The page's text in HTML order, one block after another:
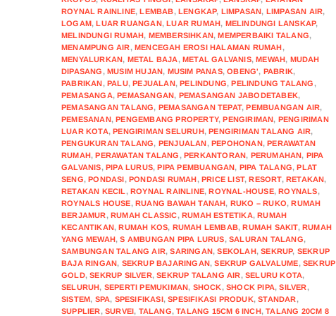
ROYNAL RAINLINE,LEMBAB,LENGKAP, LIMPASAN, LIMPASAN AIR,
LOGAM,LUAR RUANGAN,LUAR RUMAH, MELINDUNGI LANSKAP,
MELINDUNGI RUMAH, MEMBERSIHKAN,MEMPERBAIKI TALANG,
MENAMPUNG AIR,MENCEGAH EROSI HALAMAN RUMAH,
MENYALURKAN, METAL BAJA,METAL GALVANIS,MEWAH, MUDAH
DIPASANG ,MUSIM HUJAN, MUSIM PANAS,OBENG', PABRIK,
PABRIKAN,PALU,PEJUALAN,PELINDUNG,PELINDUNG TALANG ,
PEMASANGA,PEMASANGAN, PEMASANGAN JABODETABEK,
PEMASANGAN TALANG, PEMASANGAN TEPAT,PEMBUANGAN AIR,
PEMESANAN,PENGEMBANG PROPERTY,PENGIRIMAN, PENGIRIMAN
LUAR KOTA,PENGIRIMAN SELURUH,PENGIRIMAN TALANG AIR,
PENGUKURAN TALANG, PENJUALAN,PEPOHONAN,PERAWATAN
RUMAH,PERAWATAN TALANG ,PERKANTORAN, PERUMAHAN, PIPA
GALVANIS,PIPA LURUS,PIPA PEMBUANGAN, PIPA TALANG,PLAT
SENG,PONDASI,PONDASI RUMAH,PRICE LIST,RESORT,RETAKAN,
RETAKAN KECIL ,ROYNAL RAINLINE,ROYNAL-HOUSE,ROYNALS,
ROYNALS HOUSE,RUANG BAWAH TANAH, RUKO – RUKO,RUMAH
BERJAMUR,RUMAH CLASSIC,RUMAH ESTETIKA,RUMAH
KECANTIKAN,RUMAH KOS, RUMAH LEMBAB,RUMAH SAKIT,RUMAH
YANG MEWAH,S AMBUNGAN PIPA LURUS,SALURAN TALANG,
SAMBUNGAN TALANG AIR,SARINGAN,SEKOLAH,SEKRUP, SEKRUP
BAJA RINGAN, SEKRUP BAJARINGAN,SEKRUP GALVALUME,SEKRUP
GOLD,SEKRUP SILVER,SEKRUP TALANG AIR,SELURU KOTA,
SELURUH, SEPERTI PEMUKIMAN, SHOCK,SHOCK PIPA,SILVER,
SISTEM, SPA, SPESIFIKASI,SPESIFIKASI PRODUK,STANDAR,
SUPPLIER,SURVEI, TALANG,TALANG 15CM 6 INCH,TALANG 20CM 8